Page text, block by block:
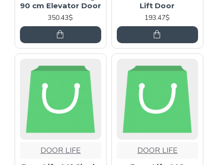
90 cm Elevator Door
350.43$
Lift Door
193.47$
DOOR LIFE DOOR LIFE